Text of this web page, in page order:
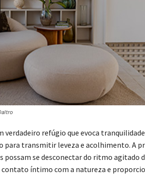
verdadeiro refúgio que evoca
para transmitir leveza e acolhimento. A
se desconectar do ritmo agitado
íntimo com a natureza e